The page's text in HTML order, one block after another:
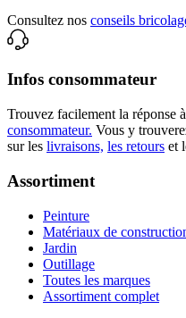
Consultez nos conseils
Infos consommateur
Trouvez facilement la réponse
consommateur. Vous y
sur les livraisons, les retours et
Assortiment
Peinture
Matériaux de
Jardin
Outillage
Toutes les marques
Assortiment complet